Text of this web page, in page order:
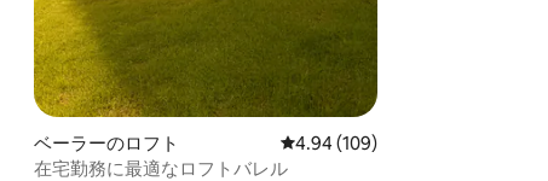
ベーラーのロフト レビュー109件、5つ星中4.94つ
4.94 (109)
在宅勤務に最適なロフトバレル